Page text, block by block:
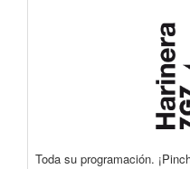
Toda su programación.